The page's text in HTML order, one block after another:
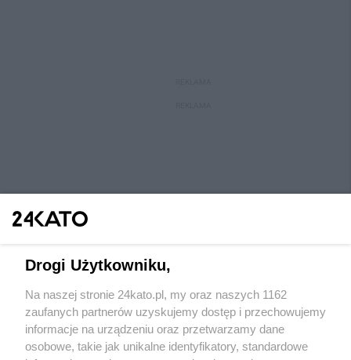
Wydawca mediów lokalnych
Drogi Użytkowniku,
Na naszej stronie 24kato.pl, my oraz naszych 1162
zaufanych partnerów uzyskujemy dostęp i przechowujemy
informacje na urządzeniu oraz przetwarzamy dane
osobowe, takie jak unikalne identyfikatory, standardowe